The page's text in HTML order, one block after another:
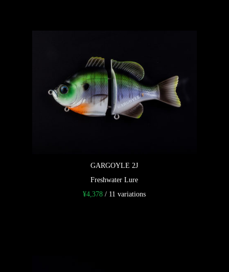
GARGOYLE 2J
Freshwater Lure
¥4,378 / 11 variations